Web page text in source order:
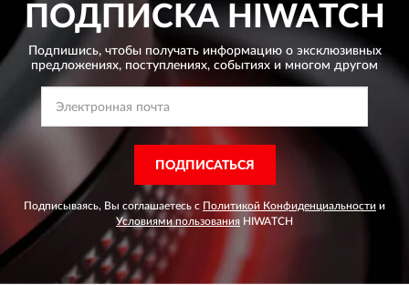
ПОДПИСКАHIWATCH
Подпишись, чтобы получать информацию о эксклюзивных
предложениях, поступлениях, событиях и многом другом
ПОДПИСАТЬСЯ
Подписываясь, Вы соглашаетесь с Политикой Конфиденциальности и
Условиями пользования HIWATCH